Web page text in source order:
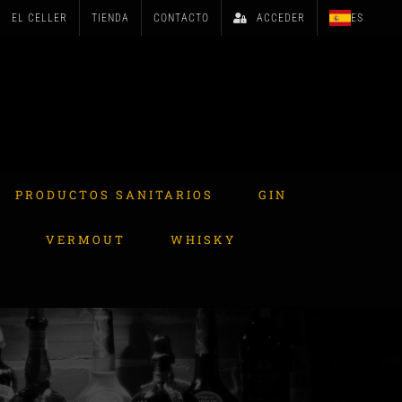
EL CELLER TIENDA CONTACTO ACCEDER ES
PRODUCTOS SANITARIOS GIN
VERMOUT WHISKY